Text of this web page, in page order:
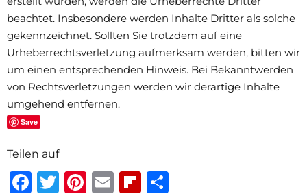
beachtet. Insbesondere werden Inhalte Dritter als solche
gekennzeichnet. Sollten Sie trotzdem auf eine
Urheberrechtsverletzung aufmerksam werden, bitten wir
um einen entsprechenden Hinweis. Bei Bekanntwerden
von Rechtsverletzungen werden wir derartige Inhalte
umgehend entfernen.
Save
Teilen auf
Facebook
Twitter
Pinterest
EmailFlipboard